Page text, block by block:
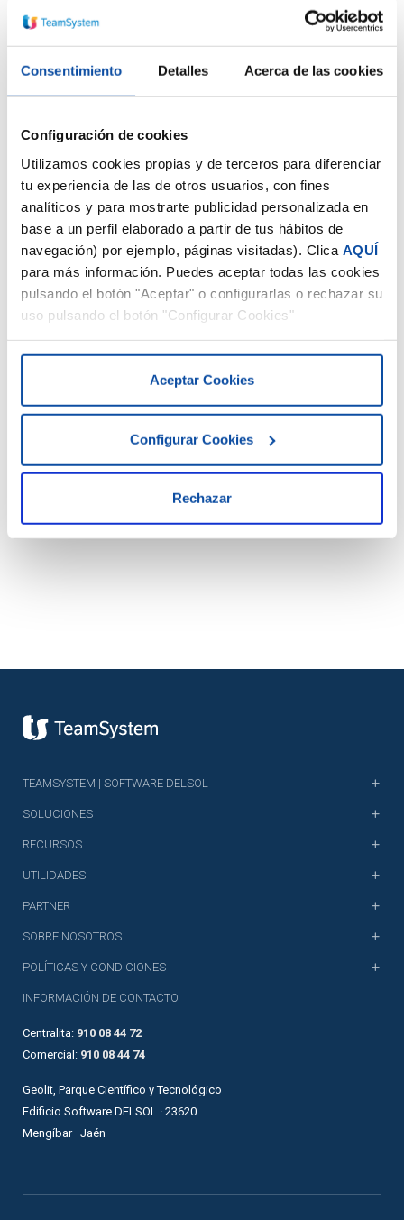
Consentimiento Detalles Acerca de las cookies
Configuración de cookies
Utilizamos cookies propias y de terceros para diferenciar
tu experiencia de las de otros usuarios, con fines
analíticos y para mostrarte publicidad personalizada en
base a un perfil elaborado a partir de tus hábitos de
navegación) por ejemplo, páginas visitadas). Clica AQUÍ
para más información. Puedes aceptar todas las cookies
pulsando el botón "Aceptar" o configurarlas o rechazar su
uso pulsando el botón "Configurar Cookies"
Aceptar Cookies
Configurar Cookies
Rechazar
TEAMSYSTEM | SOFTWARE DELSOL
SOLUCIONES
RECURSOS
UTILIDADES
PARTNER
SOBRE NOSOTROS
INFORMACIÓN DE CONTACTO
Centralita: 910 08 44 72
Comercial: 910 08 44 74
Geolit, Parque Científico y Tecnológico
Edificio Software DELSOL · 23620
Mengíbar · Jaén
POLÍTICAS Y CONDICIONES